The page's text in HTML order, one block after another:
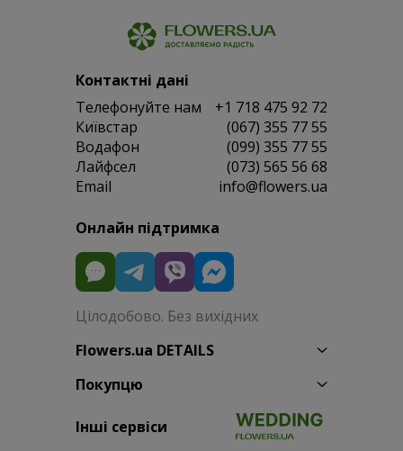
Контактні дані
Телефонуйте нам
+1 718 475 92 72
Київстар
(067) 355 77 55
Водафон
(099) 355 77 55
Лайфсел
(073) 565 56 68
Email
info@flowers.ua
Онлайн підтримка
Цілодобово. Без вихідних
Flowers.ua DETAILS
Покупцю
Інші сервіси